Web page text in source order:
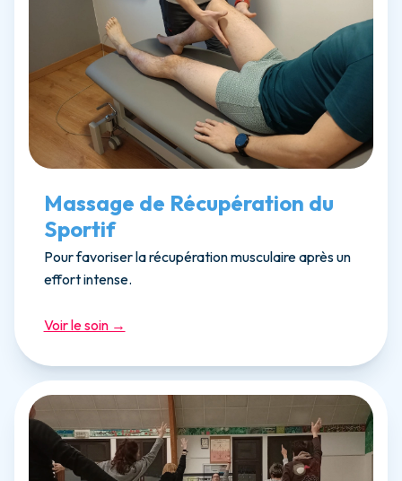
Massage de Récupération du
Sportif
Pour favoriser la récupération musculaire après un
effort intense.
Voir le soin →